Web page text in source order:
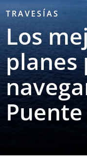
TRAVESÍAS
Los
planes